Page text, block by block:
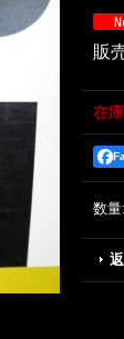
販
在
数量: